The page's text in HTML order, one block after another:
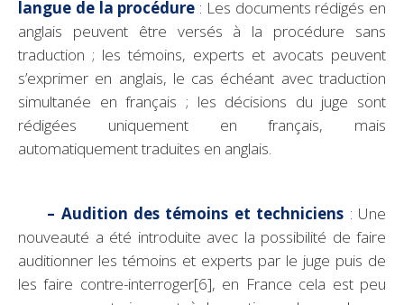
langue de la procédure : Les documents rédigés en
anglais peuvent être versés à la procédure sans
traduction ; les témoins, experts et avocats peuvent
s’exprimer en anglais, le cas échéant avec traduction
simultanée en français ; les décisions du juge sont
rédigées uniquement en français, mais
automatiquement traduites en anglais.
– Audition des témoins et techniciens : Une
nouveauté a été introduite avec la possibilité de faire
auditionner les témoins et experts par le juge puis de
les faire contre-interroger[6], en France cela est peu